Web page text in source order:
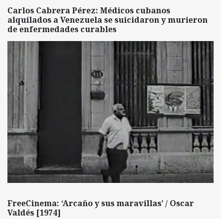
Carlos Cabrera Pérez: Médicos cubanos
alquilados a Venezuela se suicidaron y murieron
de enfermedades curables
FreeCinema: ‘Arcaño y sus maravillas’ / Oscar
Valdés [1974]